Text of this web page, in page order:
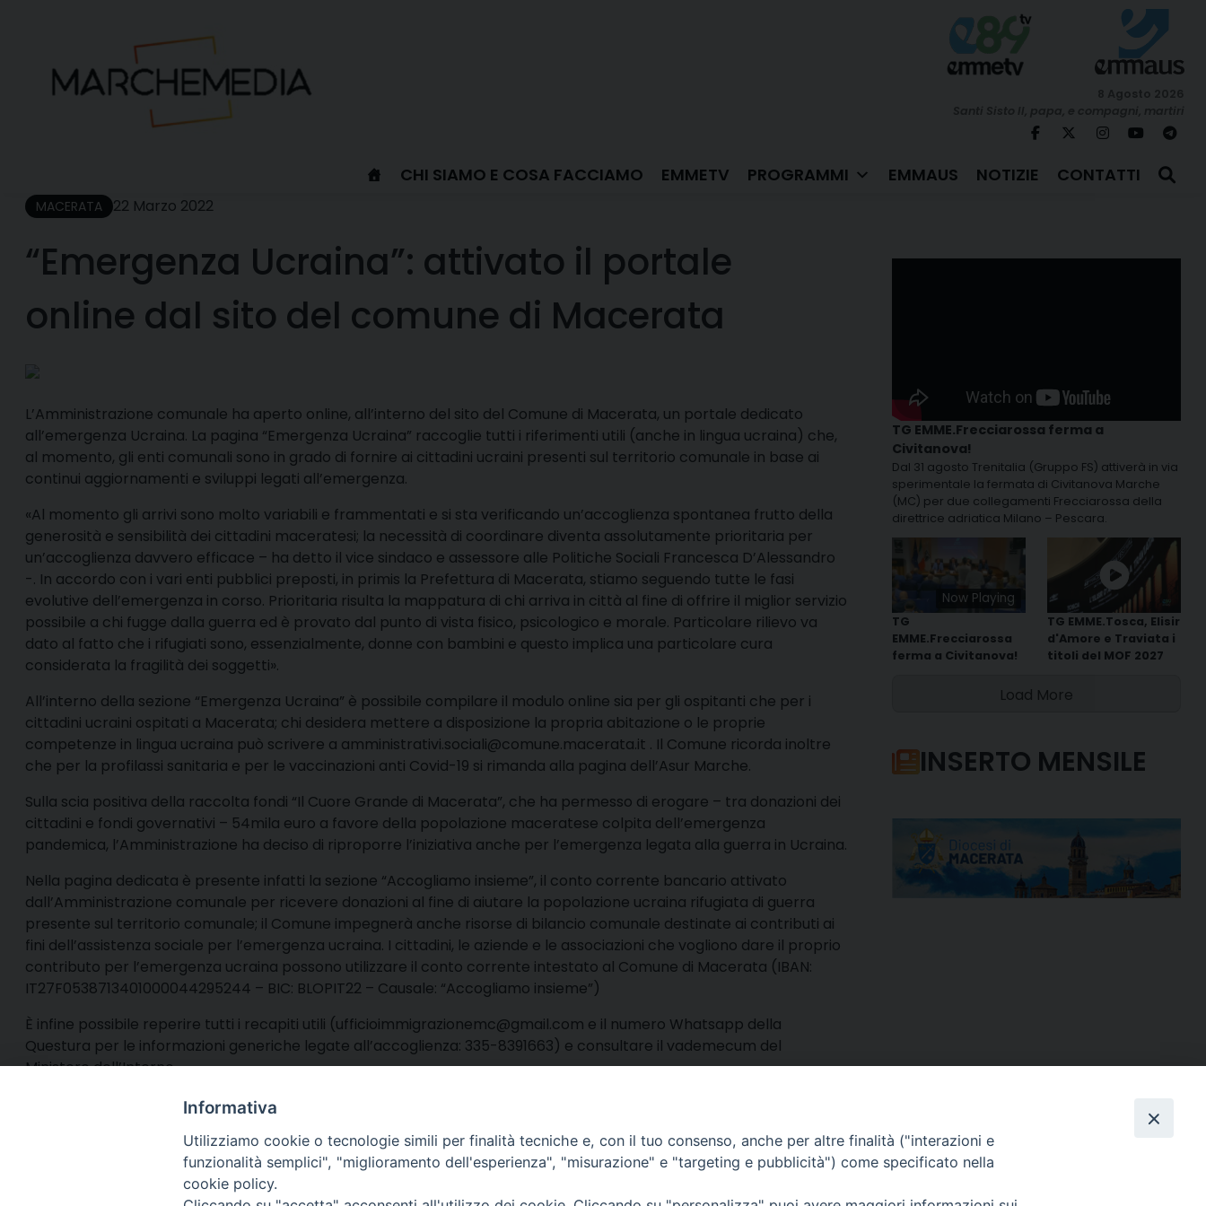
CHI SIAMO E COSA FACCIAMO EMMETV PROGRAMMI EMMAUS NOTIZIE CONTATTI
MACERATA 22 Marzo 2022
“Emergenza Ucraina”: attivato il portale
online dal sito del comune di Macerata
L’Amministrazione comunale ha aperto online, all’interno del sito del Comune di Macerata, un portale dedicato
all’emergenza Ucraina. La pagina “Emergenza Ucraina” raccoglie tutti i riferimenti utili (anche in lingua ucraina) che,
al momento, gli enti comunali sono in grado di fornire ai cittadini ucraini presenti sul territorio comunale in base ai
continui aggiornamenti e sviluppi legati all’emergenza.
«Al momento gli arrivi sono molto variabili e frammentati e si sta verificando un’accoglienza spontanea frutto della
generosità e sensibilità dei cittadini maceratesi; la necessità di coordinare diventa assolutamente prioritaria per
un’accoglienza davvero efficace – ha detto il vice sindaco e assessore alle Politiche Sociali Francesca D’Alessandro
-. In accordo con i vari enti pubblici preposti, in primis la Prefettura di Macerata, stiamo seguendo tutte le fasi
evolutive dell’emergenza in corso. Prioritaria risulta la mappatura di chi arriva in città al fine di offrire il miglior servizio
possibile a chi fugge dalla guerra ed è provato dal punto di vista fisico, psicologico e morale. Particolare rilievo va
dato al fatto che i rifugiati sono, essenzialmente, donne con bambini e questo implica una particolare cura
considerata la fragilità dei soggetti».
All’interno della sezione “Emergenza Ucraina” è possibile compilare il modulo online sia per gli ospitanti che per i
cittadini ucraini ospitati a Macerata; chi desidera mettere a disposizione la propria abitazione o le proprie
competenze in lingua ucraina può scrivere a amministrativi.sociali@comune.macerata.it . Il Comune ricorda inoltre
che per la profilassi sanitaria e per le vaccinazioni anti Covid-19 si rimanda alla pagina dell’Asur Marche.
Sulla scia positiva della raccolta fondi “Il Cuore Grande di Macerata”, che ha permesso di erogare – tra donazioni dei
cittadini e fondi governativi – 54mila euro a favore della popolazione maceratese colpita dell’emergenza
pandemica, l’Amministrazione ha deciso di riproporre l’iniziativa anche per l’emergenza legata alla guerra in Ucraina.
Nella pagina dedicata è presente infatti la sezione “Accogliamo insieme”, il conto corrente bancario attivato
dall’Amministrazione comunale per ricevere donazioni al fine di aiutare la popolazione ucraina rifugiata di guerra
presente sul territorio comunale; il Comune impegnerà anche risorse di bilancio comunale destinate ai contributi ai
fini dell’assistenza sociale per l’emergenza ucraina. I cittadini, le aziende e le associazioni che vogliono dare il proprio
contributo per l’emergenza ucraina possono utilizzare il conto corrente intestato al Comune di Macerata (IBAN:
IT27F0538713401000044295244 – BIC: BLOPIT22 – Causale: “Accogliamo insieme”)
È infine possibile reperire tutti i recapiti utili (ufficioimmigrazionemc@gmail.com e il numero Whatsapp della
Questura per le informazioni generiche legate all’accoglienza: 335-8391663) e consultare il vademecum del
Ministero dell’Interno.
TG EMME.Frecciarossa ferma a
Civitanova!
Dal 31 agosto Trenitalia (Gruppo FS) attiverà in via
sperimentale la fermata di Civitanova Marche
(MC) per due collegamenti Frecciarossa della
direttrice adriatica Milano – Pescara.
Now Playing
TG
EMME.Frecciarossa
ferma a Civitanova!
TG EMME.Tosca, Elisir
d'Amore e Traviata i
titoli del MOF 2027
Load More
INSERTO MENSILE
Informativa
Utilizziamo cookie o tecnologie simili per finalità tecniche e, con il tuo consenso, anche per altre finalità ("interazioni e
funzionalità semplici", "miglioramento dell'esperienza", "misurazione" e "targeting e pubblicità") come specificato nella
cookie policy.